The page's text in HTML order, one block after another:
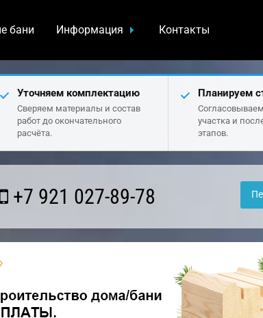
бани Информация Контакты
Уточняем комплектацию
Сверяем материалы и состав
работ до окончательного
расчёта.
Планируем
участка и
этапов.
+7 921 027-89-78